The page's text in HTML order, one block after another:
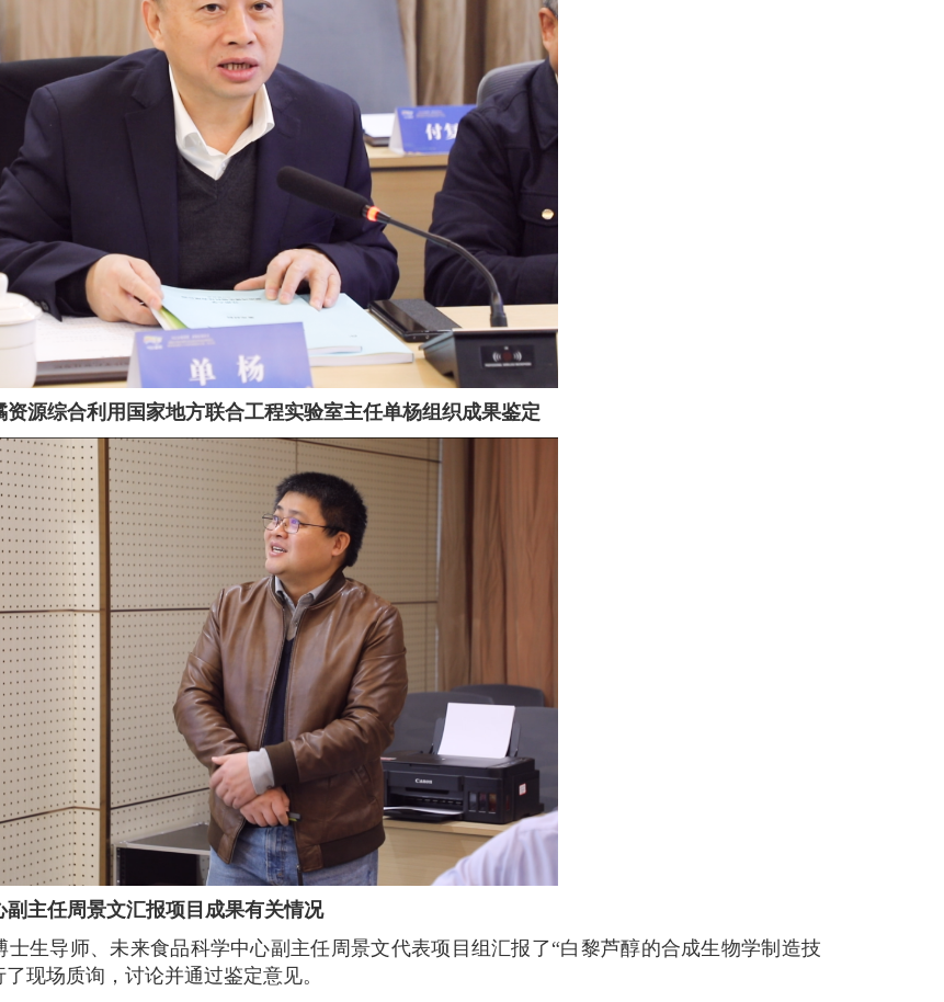
源综合利用国家地方联合工程实验室主任单杨组织成果鉴定
主任周景文汇报项目成果有关情况
生导师、未来食品科学中心副主任周景文代表项目组汇报了“白黎芦醇的合成生物学制造技
现场质询，讨论并通过鉴定意见。